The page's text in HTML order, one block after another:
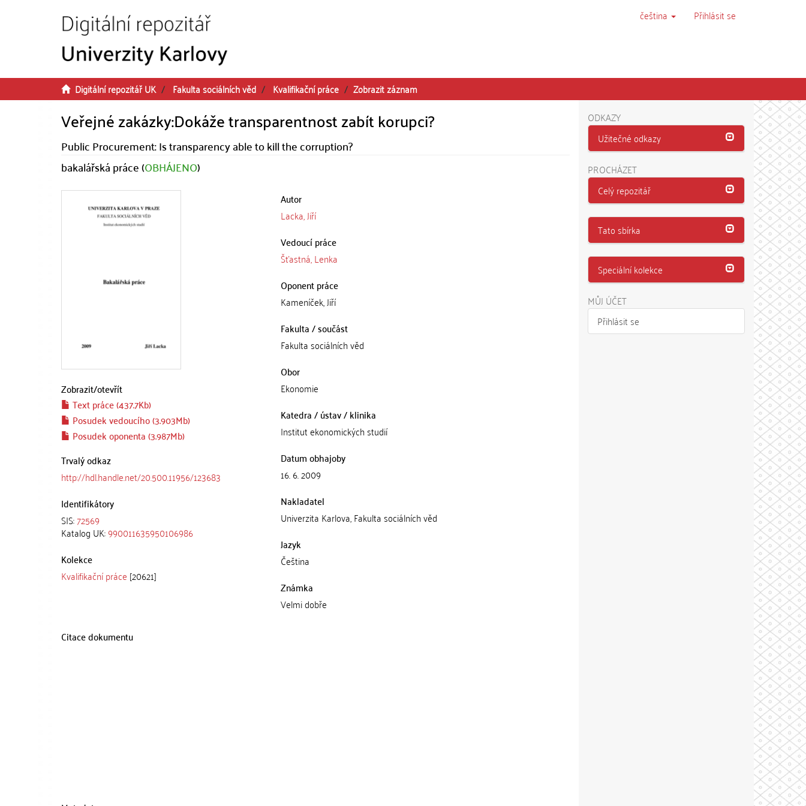
čeština Přihlásit se
Digitální repozitář UK Fakulta sociálních věd Kvalifikační práce Zobrazit záznam
Veřejné zakázky:Dokáže transparentnost zabít korupci?
Public Procurement: Is transparency able to kill the corruption?
bakalářská práce (OBHÁJENO)
Zobrazit/otevřít
Text práce (437.7Kb)
Posudek vedoucího (3.903Mb)
Posudek oponenta (3.987Mb)
Trvalý odkaz
http://hdl.handle.net/20.500.11956/123683
Identifikátory
SIS:72569
Katalog UK:990011635950106986
Kolekce
Kvalifikační práce [20621]
Autor
Lacka, Jiří
Vedoucí práce
Šťastná, Lenka
Oponent práce
Kameníček, Jiří
Fakulta / součást
Fakulta sociálních věd
Obor
Ekonomie
Katedra / ústav / klinika
Institut ekonomických studií
Datum obhajoby
16. 6. 2009
Nakladatel
Univerzita Karlova, Fakulta sociálních věd
Jazyk
Čeština
Známka
Velmi dobře
Citace dokumentu
ODKAZY
Užitečné odkazy
PROCHÁZET
Celý repozitář
Tato sbírka
Speciální kolekce
MŮJ ÚČET
Přihlásit se